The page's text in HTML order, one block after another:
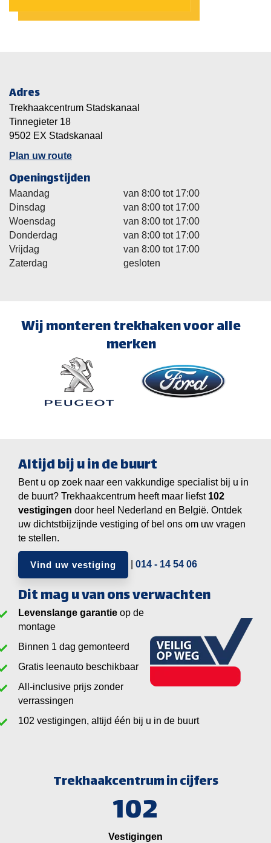
Adres
Trekhaakcentrum Stadskanaal
Tinnegieter 18
9502 EX Stadskanaal
Plan uw route
Openingstijden
Maandag
van 8:00 tot 17:00
Dinsdag
van 8:00 tot 17:00
Woensdag
van 8:00 tot 17:00
Donderdag
van 8:00 tot 17:00
Vrijdag
van 8:00 tot 17:00
Zaterdag
gesloten
Wij monteren trekhaken voor alle
merken
Altijd bij u in de buurt
Bent u op zoek naar een vakkundige specialist bij u in
de buurt? Trekhaakcentrum heeft maar liefst
vestigingen door heel Nederland en België. Ontdek
uw dichtstbijzijnde vestiging of bel ons om uw vragen
te stellen.
Vind uw vestiging 014 - 14 54 06
Dit mag u van ons verwachten
Levenslange garantie op de
montage
Binnen 1 dag gemonteerd
Gratis leenauto beschikbaar
All-inclusive prijs zonder
verrassingen
vestigingen, altijd één bij u in de buurt
Trekhaakcentrum in cijfers
102
Vestigingen